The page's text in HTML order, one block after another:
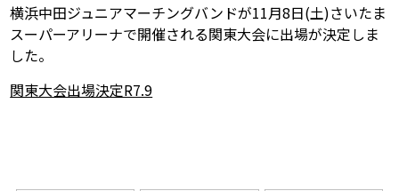
横浜中田ジュニアマーチングバンドが11月8日(土)さいたま
スーパーアリーナで開催される関東大会に出場が決定しま
した。
関東大会出場決定R7.9